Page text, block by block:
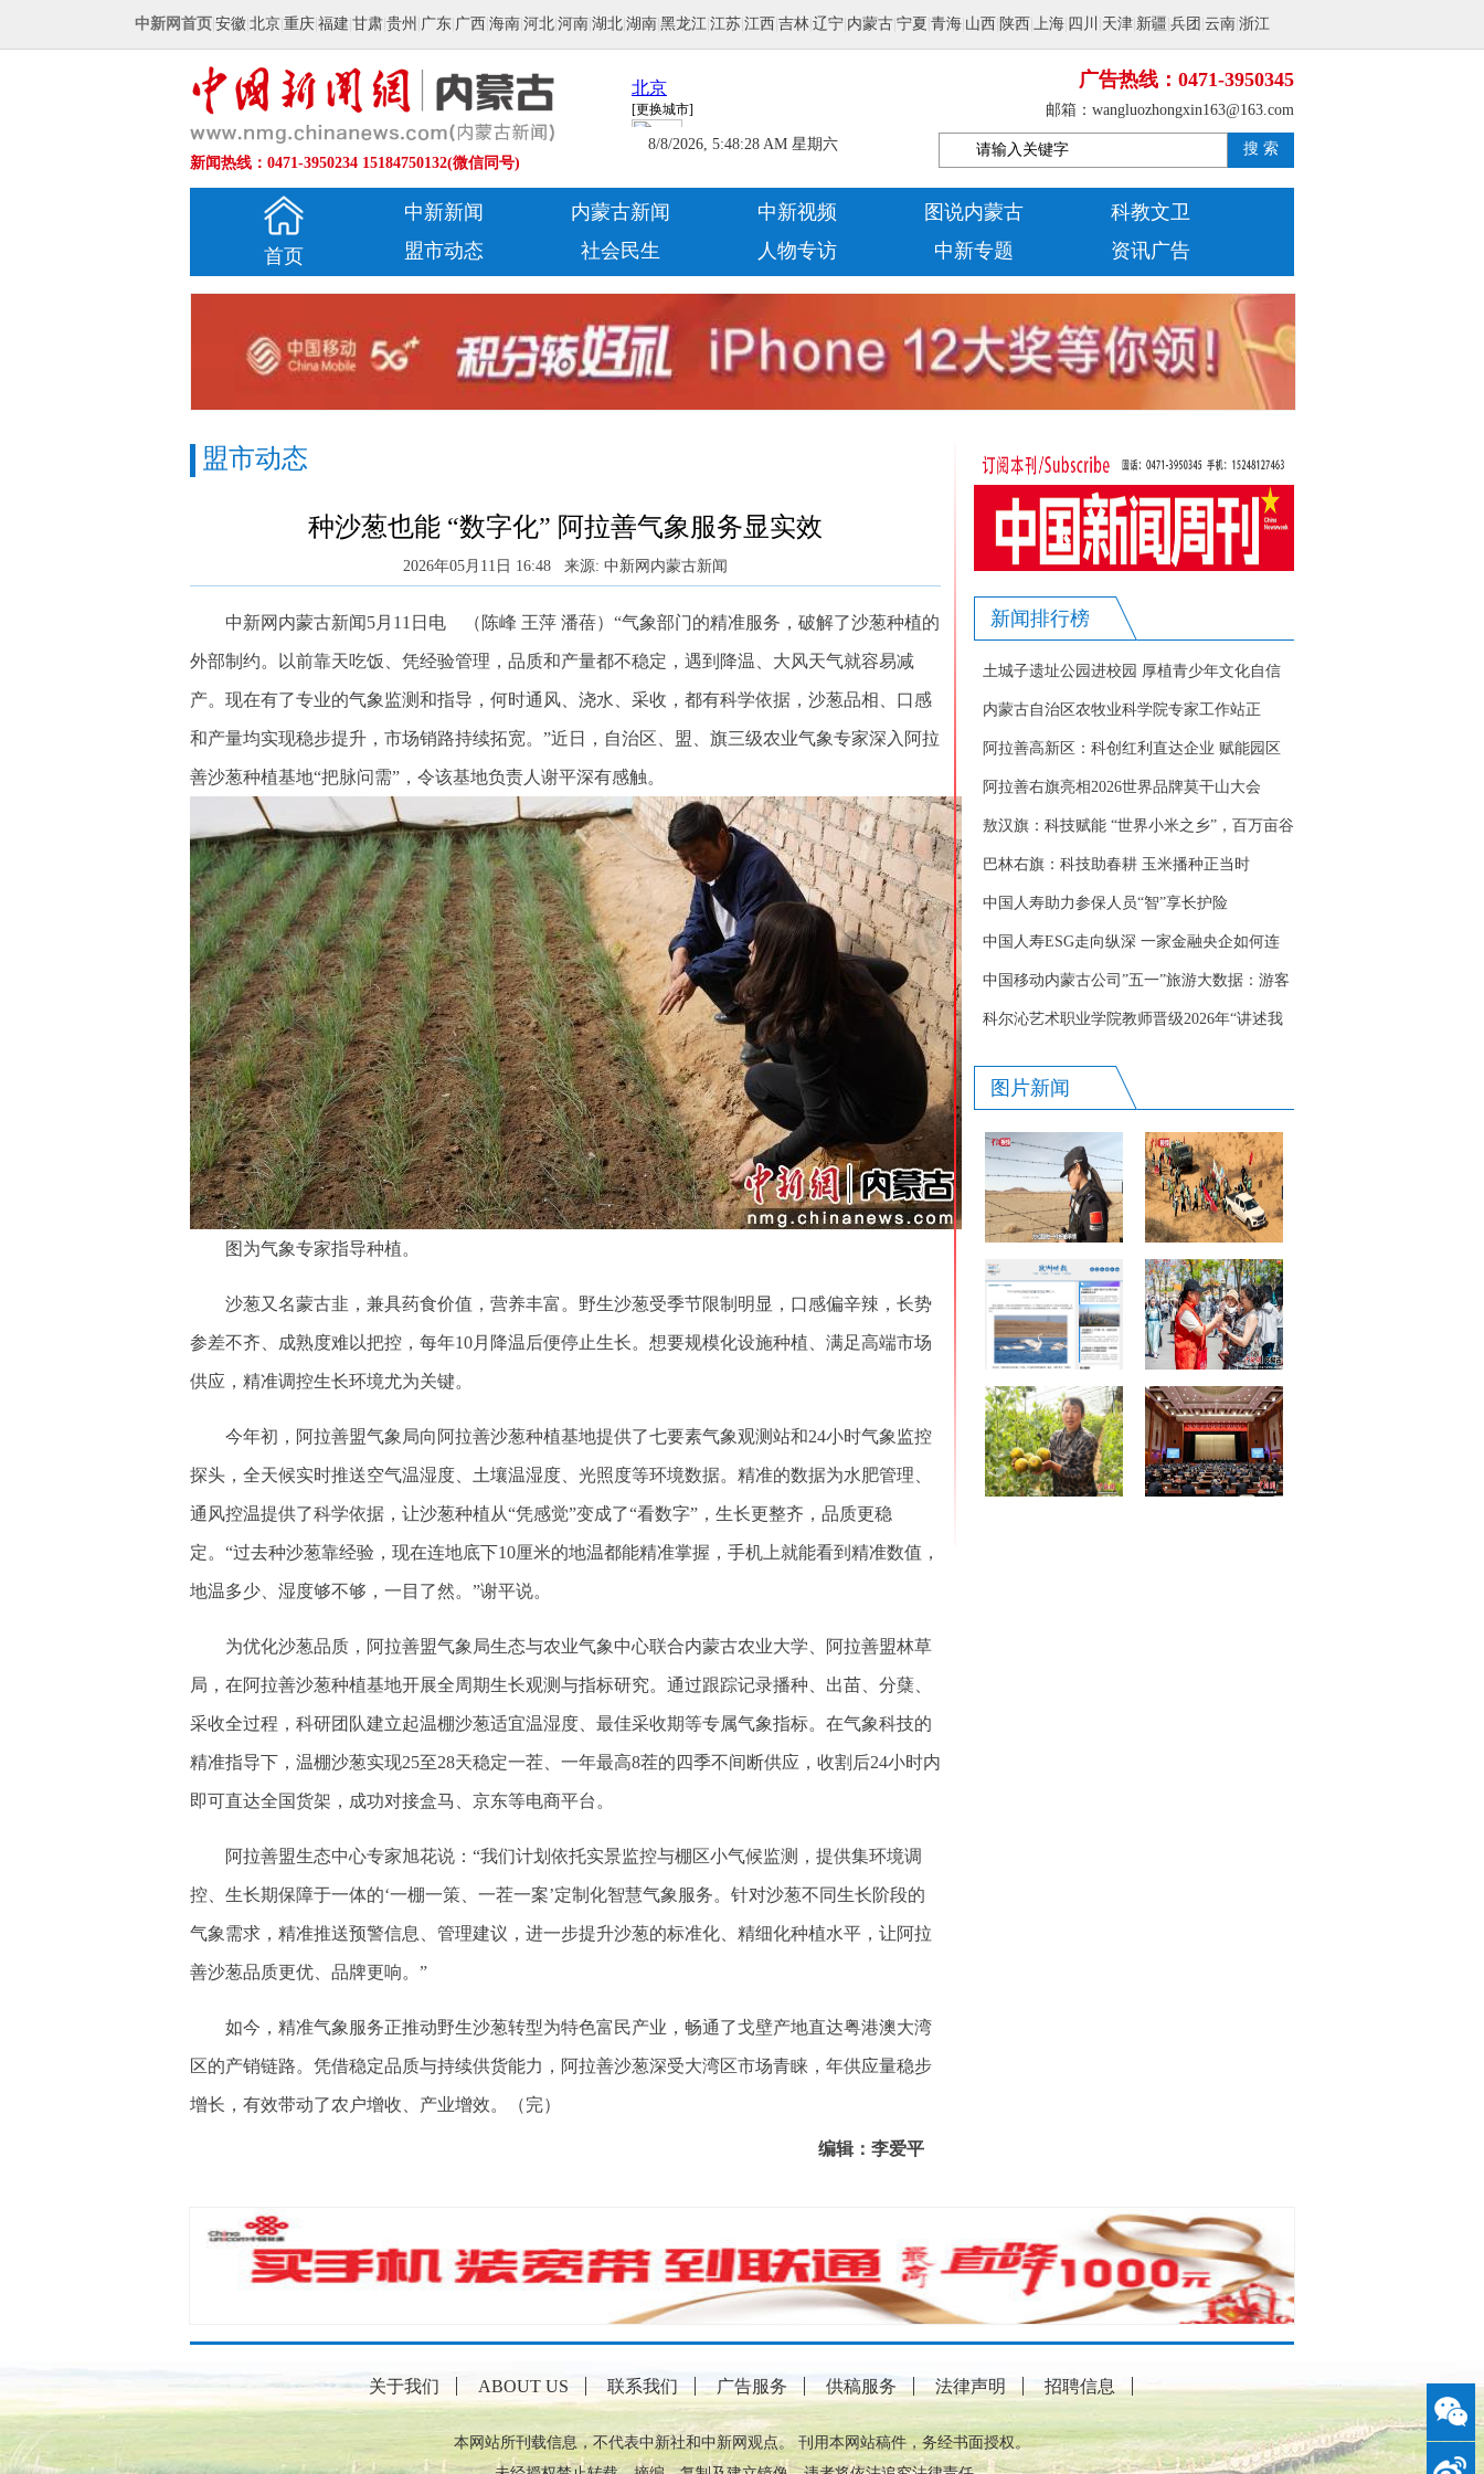
中新网首页 安徽 北京 重庆 福建 甘肃 贵州 广东 广西 海南 河北 河南 湖北 湖南 黑龙江 江苏 江西 吉林 辽宁 内蒙古 宁夏 青海 山西 陕西 上海 四川 天津 新疆 兵团 云南 浙江
新闻热线：0471-3950234 15184750132(微信同号)
8/8/2026, 5:48:28 AM 星期六
广告热线：0471-3950345
邮箱：wangluozhongxin163@163.com
搜 索
首页
中新新闻 内蒙古新闻 中新视频 图说内蒙古
科教文卫
盟市动态
社会民生 人物专访 中新专题 资讯广告
盟市动态
种沙葱也能 “数字化” 阿拉善气象服务显实效
2026年05月11日 16:48 来源: 中新网内蒙古新闻
中新网内蒙古新闻5月11日电 （陈峰 王萍 潘蓓）“气象部门的精准服务，破解了沙葱种植的
外部制约。以前靠天吃饭、凭经验管理，品质和产量都不稳定，遇到降温、大风天气就容易减
产。现在有了专业的气象监测和指导，何时通风、浇水、采收，都有科学依据，沙葱品相、口感
和产量均实现稳步提升，市场销路持续拓宽。”近日，自治区、盟、旗三级农业气象专家深入阿拉
善沙葱种植基地“把脉问需”，令该基地负责人谢平深有感触。
图为气象专家指导种植。
沙葱又名蒙古韭，兼具药食价值，营养丰富。野生沙葱受季节限制明显，口感偏辛辣，长势
参差不齐、成熟度难以把控，每年10月降温后便停止生长。想要规模化设施种植、满足高端市场
供应，精准调控生长环境尤为关键。
今年初，阿拉善盟气象局向阿拉善沙葱种植基地提供了七要素气象观测站和24小时气象监控
探头，全天候实时推送空气温湿度、土壤温湿度、光照度等环境数据。精准的数据为水肥管理、
通风控温提供了科学依据，让沙葱种植从“凭感觉”变成了“看数字”，生长更整齐，品质更稳
定。“过去种沙葱靠经验，现在连地底下10厘米的地温都能精准掌握，手机上就能看到精准数值，
地温多少、湿度够不够，一目了然。”谢平说。
为优化沙葱品质，阿拉善盟气象局生态与农业气象中心联合内蒙古农业大学、阿拉善盟林草
局，在阿拉善沙葱种植基地开展全周期生长观测与指标研究。通过跟踪记录播种、出苗、分蘖、
采收全过程，科研团队建立起温棚沙葱适宜温湿度、最佳采收期等专属气象指标。在气象科技的
精准指导下，温棚沙葱实现25至28天稳定一茬、一年最高8茬的四季不间断供应，收割后24小时内
即可直达全国货架，成功对接盒马、京东等电商平台。
阿拉善盟生态中心专家旭花说：“我们计划依托实景监控与棚区小气候监测，提供集环境调
控、生长期保障于一体的‘一棚一策、一茬一案’定制化智慧气象服务。针对沙葱不同生长阶段的
气象需求，精准推送预警信息、管理建议，进一步提升沙葱的标准化、精细化种植水平，让阿拉
善沙葱品质更优、品牌更响。”
如今，精准气象服务正推动野生沙葱转型为特色富民产业，畅通了戈壁产地直达粤港澳大湾
区的产销链路。凭借稳定品质与持续供货能力，阿拉善沙葱深受大湾区市场青睐，年供应量稳步
增长，有效带动了农户增收、产业增效。（完）
编辑：李爱平
新闻排行榜
土城子遗址公园进校园 厚植青少年文化自信
内蒙古自治区农牧业科学院专家工作站正
式“安家”阿拉善
阿拉善高新区：科创红利直达企业 赋能园区
创新发展
阿拉善右旗亮相2026世界品牌莫干山大会
敖汉旗：科技赋能 “世界小米之乡”，百万亩谷
子开播
巴林右旗：科技助春耕 玉米播种正当时
中国人寿助力参保人员“智”享长护险
中国人寿ESG走向纵深 一家金融央企如何连
接国家战略与民生需求
中国移动内蒙古公司”五一”旅游大数据：游客
出行节奏更趋理性
科尔沁艺术职业学院教师晋级2026年“讲述我
图片新闻
关于我们 ABOUT US 联系我们 广告服务 供稿服务 法律声明 招聘信息
本网站所刊载信息，不代表中新社和中新网观点。 刊用本网站稿件，务经书面授权。